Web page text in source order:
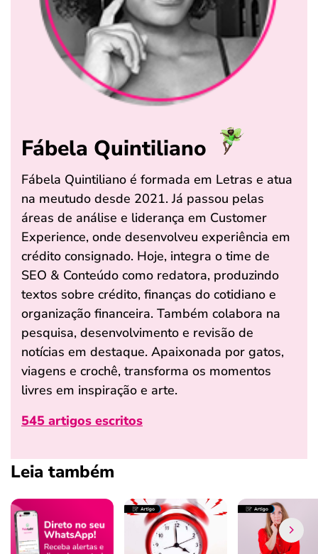
Fábela Quintiliano
Fábela Quintiliano é formada em Letras e atua
na meutudo desde 2021. Já passou pelas
áreas de análise e liderança em Customer
Experience, onde desenvolveu experiência em
crédito consignado. Hoje, integra o time de
SEO & Conteúdo como redatora, produzindo
textos sobre crédito, finanças do cotidiano e
organização financeira. Também colabora na
pesquisa, desenvolvimento e revisão de
notícias em destaque. Apaixonada por gatos,
viagens e crochê, transforma os momentos
livres em inspiração e arte.
545 artigos escritos
Leia também